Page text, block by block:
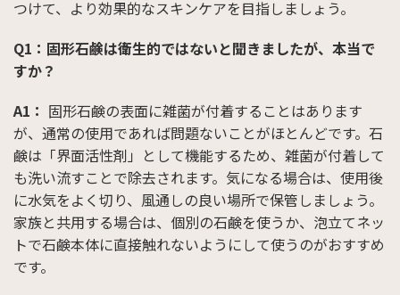
つけて、より効果的なスキンケアを目指しましょう。
Q1：固形石鹸は衛生的ではないと聞きましたが、本当で
すか？
A1： 固形石鹸の表面に雑菌が付着することはあります
が、通常の使用であれば問題ないことがほとんどです。石
鹸は「界面活性剤」として機能するため、雑菌が付着して
も洗い流すことで除去されます。気になる場合は、使用後
に水気をよく切り、風通しの良い場所で保管しましょう。
家族と共用する場合は、個別の石鹸を使うか、泡立てネッ
トで石鹸本体に直接触れないようにして使うのがおすすめ
です。